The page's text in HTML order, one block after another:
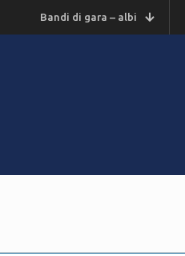
Bandi di gara – albi